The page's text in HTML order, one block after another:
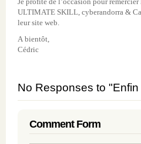
ULTIMATE SKILL, cyberandorra &
leur site web.
A bientôt,
Cédric
No Responses to
Comment Form